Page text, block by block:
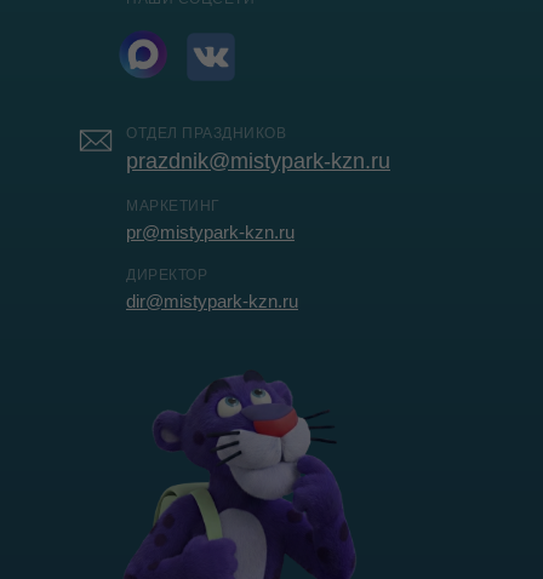
prazdnik@mistypark-kzn.ru
dir@mistypark-kzn.ru
МАРКЕТИНГ
ДИРЕКТОР
ОТДЕЛ ПРАЗДНИКОВ
pr@mistypark-kzn.ru